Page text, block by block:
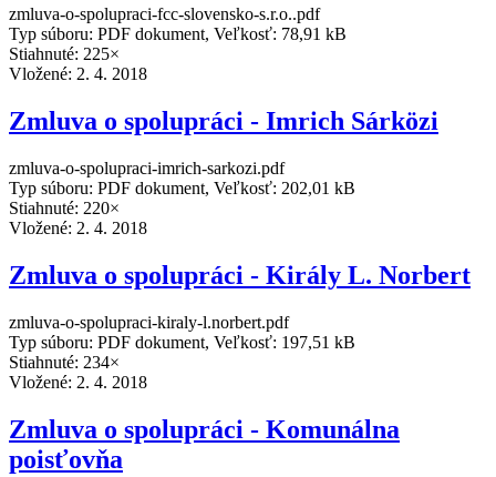
zmluva-o-spolupraci-fcc-slovensko-s.r.o..pdf
Typ súboru: PDF dokument, Veľkosť: 78,91 kB
Stiahnuté: 225×
Vložené: 2. 4. 2018
Zmluva o spolupráci - Imrich Sárközi
zmluva-o-spolupraci-imrich-sarkozi.pdf
Typ súboru: PDF dokument, Veľkosť: 202,01 kB
Stiahnuté: 220×
Vložené: 2. 4. 2018
Zmluva o spolupráci - Király L. Norbert
zmluva-o-spolupraci-kiraly-l.norbert.pdf
Typ súboru: PDF dokument, Veľkosť: 197,51 kB
Stiahnuté: 234×
Vložené: 2. 4. 2018
Zmluva o spolupráci - Komunálna
poisťovňa